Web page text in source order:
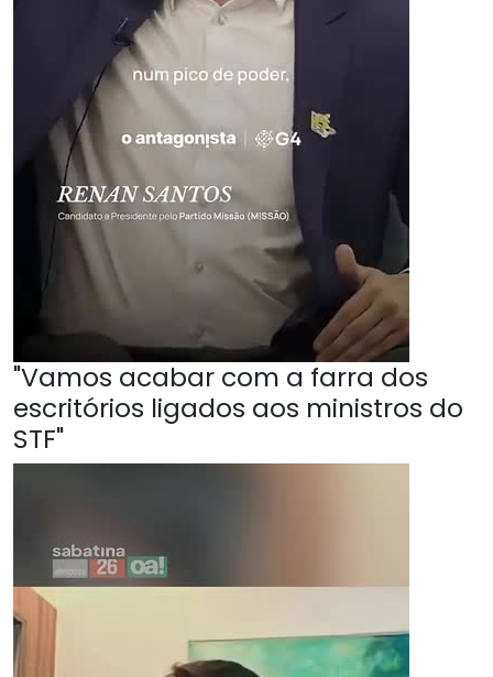
"Vamos acabar com a farra dos
escritórios ligados aos ministros do
STF"